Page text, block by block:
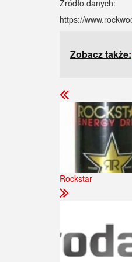
Źródło danych:
https://
Zobacz także:
Rockstar